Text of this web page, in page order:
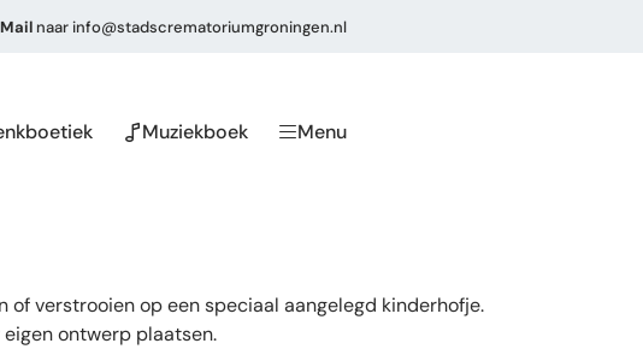
Mail naarinfo@stadscrematoriumgroningen.nl
Muziekboek Menu
verstrooien op een speciaal aangelegd kinderhofje.
ontwerp plaatsen.